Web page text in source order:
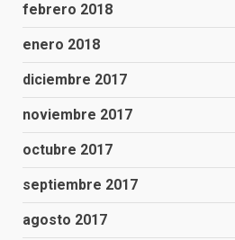
febrero 2018
enero 2018
diciembre 2017
noviembre 2017
octubre 2017
septiembre 2017
agosto 2017